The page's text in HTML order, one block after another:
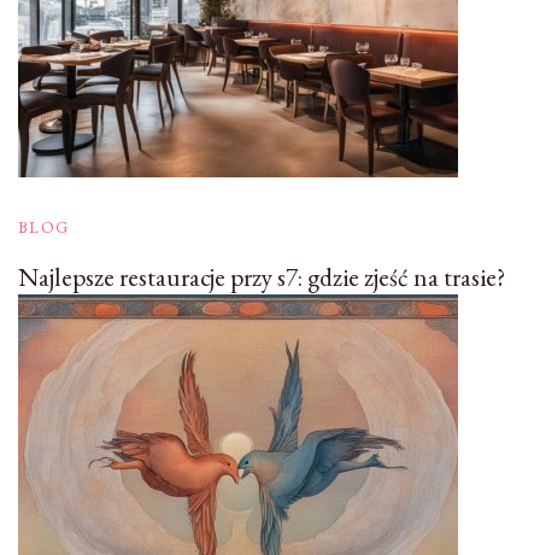
BLOG
Najlepsze restauracje przy s7: gdzie zjeść na trasie?